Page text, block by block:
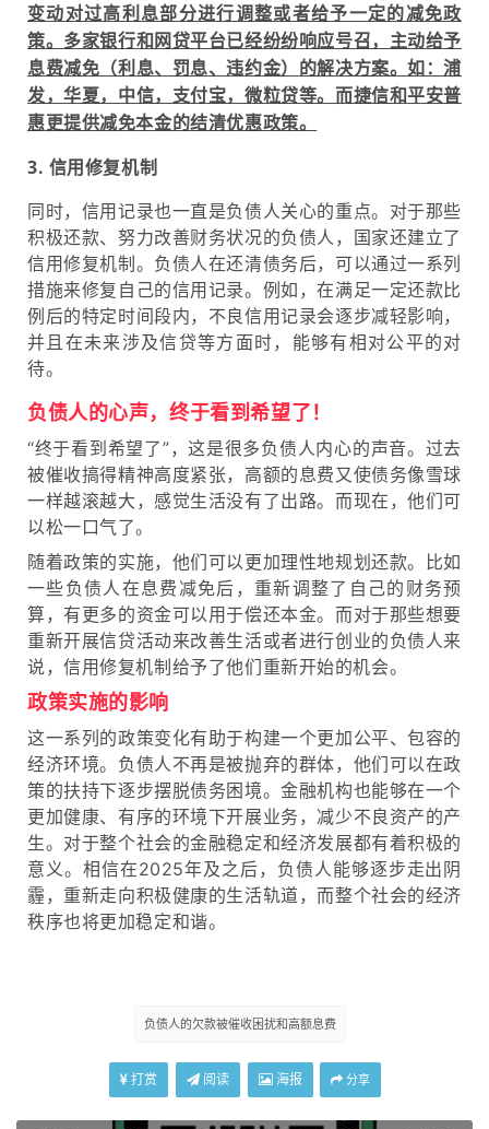
变动对过高利息部分进行调整或者给予一定的减免政
策。多家银行和网贷平台已经纷纷响应号召，主动给予
息费减免（利息、罚息、违约金） 的解决方案。如：浦
发，华夏，中信，支付宝，微粒贷等。而捷信和平安普
惠更提供减免本金的结清优惠政策。
3. 信用修复机制
同时，信用记录也一直是负债人关心的重点。 对于那些
积极还款、努力改善财务状况的负债人， 国家还建立了
信用修复机制。负债人在还清债务后，可以通过一系列
措施来修复自己的信用记录。 例如，在满足一定还款比
例后的特定时间段内，不良信用记录会逐步减轻影响，
并且在未来涉及信贷等方面时，能够有相对公平的对
待。
负债人的心声，终于看到希望了！
“终于看到希望了”，这是很多负债人内心的声音。过去
被催收搞得精神高度紧张，高额的息费又使债务像雪球
一样越滚越大，感觉生活没有了出路。 而现在，他们可
以松一口气了。
随着政策的实施，他们可以更加理性地规划还款。比如
一些负债人在息费减免后，重新调整了自己的财务预
算，有更多的资金可以用于偿还本金。而对于那些想要
重新开展信贷活动来改善生活或者进行创业的负债人来
说，信用修复机制给予了他们重新开始的机会。
政策实施的影响
这一系列的政策变化有助于构建一个更加公平、包容的
经济环境。负债人不再是被抛弃的群体，他们可以在政
策的扶持下逐步摆脱债务困境。金融机构也能够在一个
更加健康、有序的环境下开展业务，减少不良资产的产
生。对于整个社会的金融稳定和经济发展都有着积极的
意义。相信在2025年及之后，负债人能够逐步走出阴
霾，重新走向积极健康的生活轨道，而整个社会的经济
秩序也将更加稳定和谐。
负债人的欠款被催收困扰和高额息费
打赏 阅读 海报 分享